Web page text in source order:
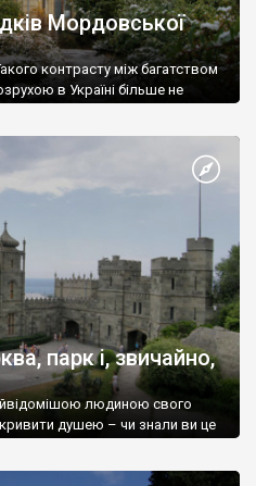
Мордовської
контрасту між багатством
в Україні більше не
парк і, звичайно,
людиною свого
душею – чи знали ви це